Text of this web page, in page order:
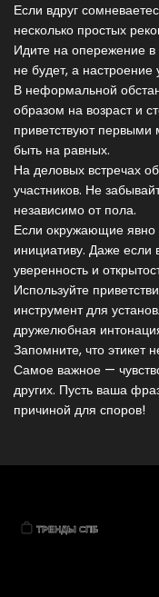
Если вдруг
несколько простых
Идите на опережение
не будет, а настроение
В неформальной
образом на возраст и
приветствуют
быть на равных.
На деловых встречах
участников. Не
независимо от пола.
Если окружающие явно
инициативу. Даже
уверенность и
Используйте
инструмент для
дружелюбная
Запомните, что этикет
Самое важное —
других. Пусть ваша
причиной для споров!